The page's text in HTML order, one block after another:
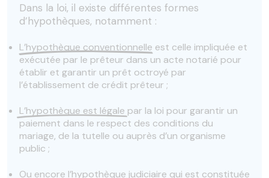
Dans la loi, il existe différentes formes
d’hypothèques, notamment :
L’hypothèque conventionnelle est celle impliquée et
exécutée par le prêteur dans un acte notarié pour
établir et garantir un prêt octroyé par
l’établissement de crédit prêteur ;
L’hypothèque est légale par la loi pour garantir un
paiement dans le respect des conditions du
mariage, de la tutelle ou auprès d’un organisme
public ;
Ou encore l’hypothèque judiciaire qui est constituée